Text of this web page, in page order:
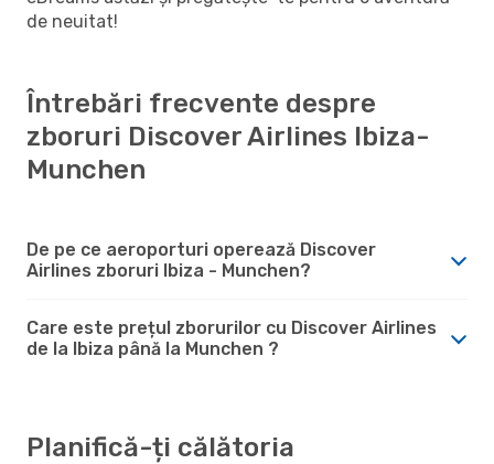
de neuitat!
Întrebări frecvente despre
zboruri Discover Airlines Ibiza-
Munchen
De pe ce aeroporturi operează Discover
Airlines zboruri Ibiza - Munchen?
Care este prețul zborurilor cu Discover Airlines
de la Ibiza până la Munchen ?
Planifică-ți călătoria